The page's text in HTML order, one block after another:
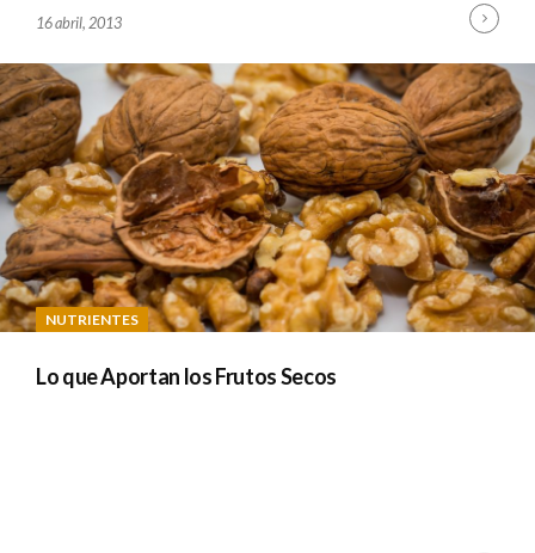
B
A
D
M
I
N
16 abril, 2013
NUTRIENTES
Lo que Aportan los Frutos Secos